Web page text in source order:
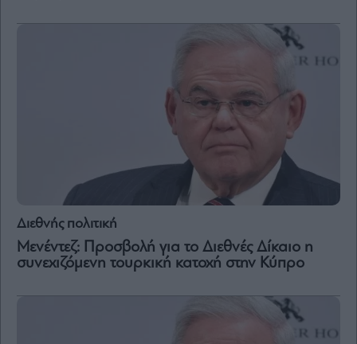
Διεθνής πολιτική
Μενέντεζ: Προσβολή για το Διεθνές Δίκαιο η
συνεχιζόμενη τουρκική κατοχή στην Κύπρο